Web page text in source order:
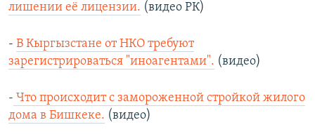
лишении её лицензии. (видео РК)
- В Кыргызстане от НКО требуют
зарегистрироваться "иноагентами". (видео)
- Что происходит с замороженной стройкой жилого
дома в Бишкеке. (видео)